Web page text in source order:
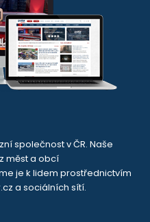
společnost v ČR. Naše
měst a obcí
je k lidem prostřednictvím
a sociálních sítí.